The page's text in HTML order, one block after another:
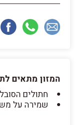
המזון מתאים
חתולים
שמירה על